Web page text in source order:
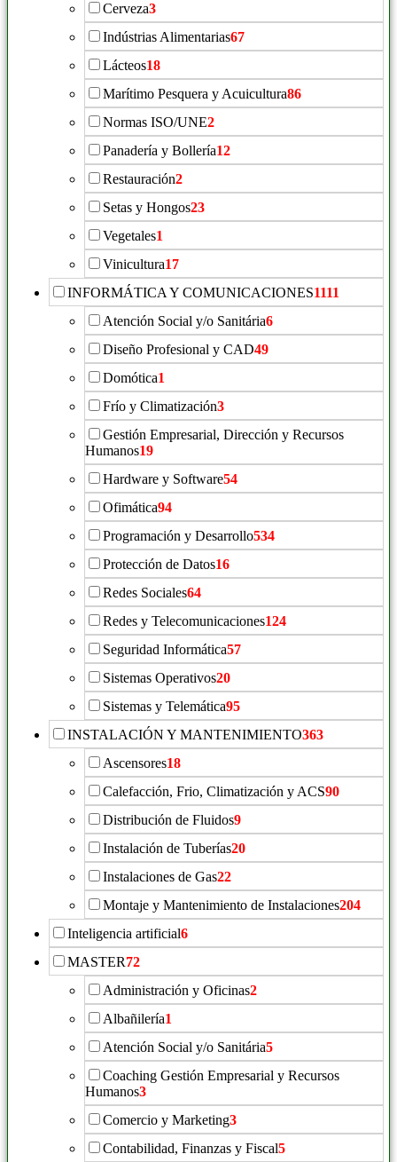
Cerveza3
Indústrias Alimentarias67
Lácteos18
Marítimo Pesquera y Acuicultura86
Normas ISO/UNE2
Panadería y Bollería12
Restauración2
Setas y Hongos23
Vegetales1
Vinicultura17
INFORMÁTICA Y COMUNICACIONES1111
Atención Social y/o Sanitária6
Diseño Profesional y CAD49
Domótica1
Frío y Climatización3
Gestión Empresarial, Dirección y Recursos
Humanos19
Hardware y Software54
Ofimática94
Programación y Desarrollo534
Protección de Datos16
Redes Sociales64
Redes y Telecomunicaciones124
Seguridad Informática57
Sistemas Operativos20
Sistemas y Telemática95
INSTALACIÓN Y MANTENIMIENTO363
Ascensores18
Calefacción, Frio, Climatización y ACS90
Distribución de Fluidos9
Instalación de Tuberías20
Instalaciones de Gas22
Montaje y Mantenimiento de Instalaciones204
Inteligencia artificial6
MASTER72
Administración y Oficinas2
Albañilería1
Atención Social y/o Sanitária5
Coaching Gestión Empresarial y Recursos
Humanos3
Comercio y Marketing3
Contabilidad, Finanzas y Fiscal5